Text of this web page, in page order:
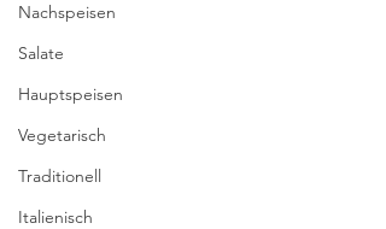
Nachspeisen
Salate
Hauptspeisen
Vegetarisch
Traditionell
Italienisch